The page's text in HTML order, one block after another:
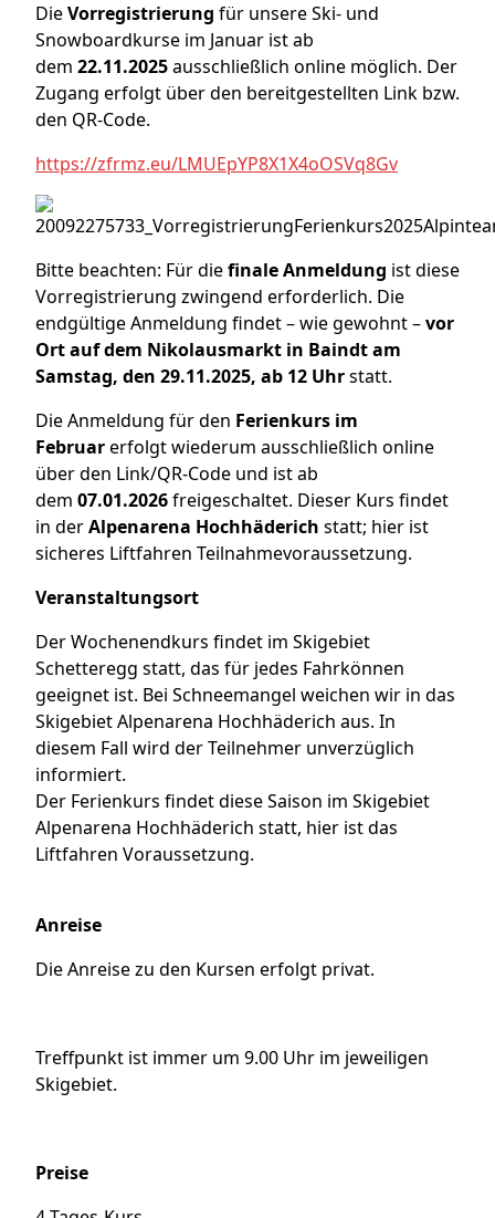
DieVorregistrierung für unsere Ski- und
Snowboardkurse im Januar ist ab
dem 22.11.2025ausschließlich online möglich. Der
Zugang erfolgt über den bereitgestellten Link bzw.
den QR-Code.
https://zfrmz.eu/LMUEpYP8X1X4oOSVq8Gv
Bitte beachten: Für diefinale Anmeldung ist diese
Vorregistrierung zwingend erforderlich. Die
endgültige Anmeldung findet – wie gewohnt –vor
Ort auf dem Nikolausmarkt in Baindt am
Samstag, den 29.11.2025, ab 12 Uhrstatt.
Die Anmeldung für den Ferienkurs im
Februarerfolgt wiederum ausschließlich online
über den Link/QR-Code und ist ab
dem 07.01.2026freigeschaltet. Dieser Kurs findet
in derAlpenarena Hochhäderich statt; hier ist
sicheres Liftfahren Teilnahmevoraussetzung.
Veranstaltungsort
Der Wochenendkurs findet im Skigebiet
Schetteregg statt, das für jedes Fahrkönnen
geeignet ist. Bei Schneemangel weichen wir in das
Skigebiet Alpenarena Hochhäderich aus. In
diesem Fall wird der Teilnehmer unverzüglich
informiert.
Der Ferienkurs findet diese Saison im Skigebiet
Alpenarena Hochhäderich statt, hier ist das
Liftfahren Voraussetzung.
Anreise
Die Anreise zu den Kursen erfolgt privat.
Treffpunkt ist immer um 9.00 Uhr im jeweiligen
Skigebiet.
Preise